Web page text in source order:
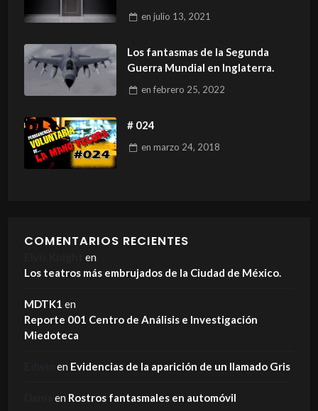
en julio 13, 2021
Los fantasmas de la Segunda
Guerra Mundial en Inglaterra.
en febrero 25, 2022
# 024
en marzo 24, 2018
COMENTARIOS RECIENTES
en
Los teatros más embrujados de la Ciudad de México.
MDTK1 en
Reporte 001 Centro de Análisis e Investigación
Miedoteca
en Evidencias de la aparición de un llamado Gris
en Rostros fantasmales en automóvil